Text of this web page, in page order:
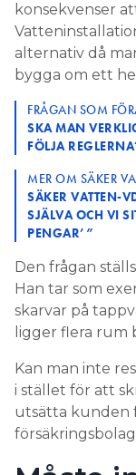
konsekvenser
alternativ då
bygga om ett
FRÅGAN SOM
SKA MAN
FÖLJA
MER OM SÄKER
SÄKER VATTEN-
SJÄLVA OCH VI
PENGAR’”
Den frågan
Han tar som
skarvar på
ligger flera rum
Kan man inte
i stället för att
utsätta kunden